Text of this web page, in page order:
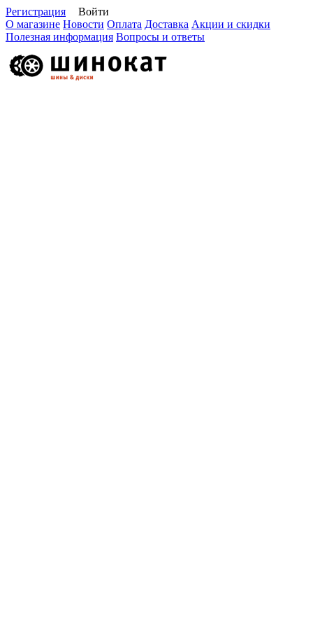
Регистрация
Войти
О магазине Новости Оплата Доставка Акции и скидки
Полезная информация Вопросы и ответы